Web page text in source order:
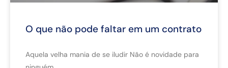
O que não pode faltar em um contrato
Aquela velha mania de se iludir Não é novidade para